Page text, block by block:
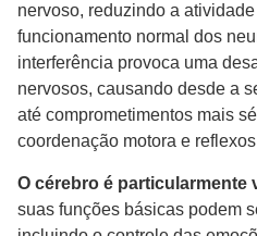
nervoso, reduzindo a
funcionamento normal dos
interferência provoca uma
nervosos, causando desde a
até comprometimentos mais
coordenação motora e
O cérebro é particularmente
suas funções básicas podem